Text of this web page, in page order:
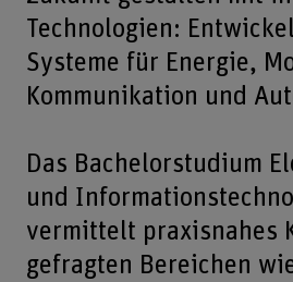
Technologien:
Systeme für Energie,
Kommunikation und
Das Bachelorstudium
und
vermittelt praxisnahes
gefragten Bereichen